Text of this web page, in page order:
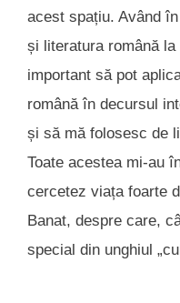
acest spațiu. Având
și literatura română
important să pot
română în decursul
și să mă folosesc de
Toate acestea mi-au
cercetez viața foarte
Banat, despre care,
special din unghiul